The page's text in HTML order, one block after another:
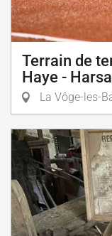
Terrain de
Haye -
La Vôge-les-